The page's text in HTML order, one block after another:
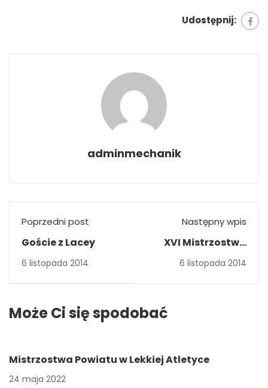
Udostępnij:
adminmechanik
Poprzedni post
Goście z Lacey
6 listopada 2014
Następny wpis
XVI Mistrzostwa
Powiatu Szkół
Ponadgimnazjalnych
szkolnym 2014/2015
6 listopada 2014
Może Ci się spodobać
Mistrzostwa Powiatu w Lekkiej Atletyce
24 maja 2022